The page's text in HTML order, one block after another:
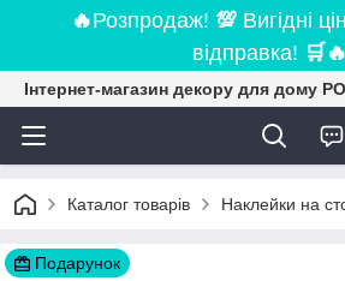
🔥Розпродаж! 💯 Вигідні
відправка! 🛒 🔥
Інтернет-магазин декору для дому
Каталог товарів Наклейки на
Подарунок